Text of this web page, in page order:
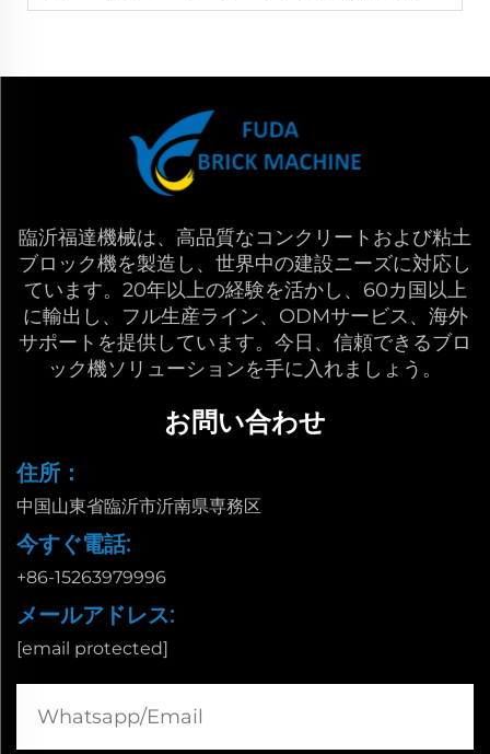
臨沂福達機械は、高品質なコンクリートおよび粘土
ブロック機を製造し、世界中の建設ニーズに対応し
ています。20年以上の経験を活かし、60カ国以上
に輸出し、フル生産ライン、ODMサービス、海外
サポートを提供しています。今日、信頼できるブロ
ック機ソリューションを手に入れましょう。
お問い合わせ
住所：
中国山東省臨沂市沂南県専務区
今すぐ電話:
+86-15263979996
メールアドレス:
[email protected]